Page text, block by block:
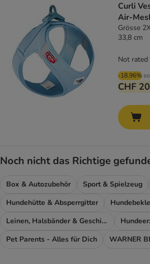
Curli
Air-
Grösse
33,8 cm
-18.96%
CHF
Not rated
Noch nicht das Richtige
Box & Autozubehör Sport & Spielzeug
Hundehütte & Absperrgitter
Leinen, Halsbänder & Geschirre
Pet Parents - Alles für Dich
WARNER